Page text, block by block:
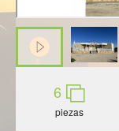
6
piezas